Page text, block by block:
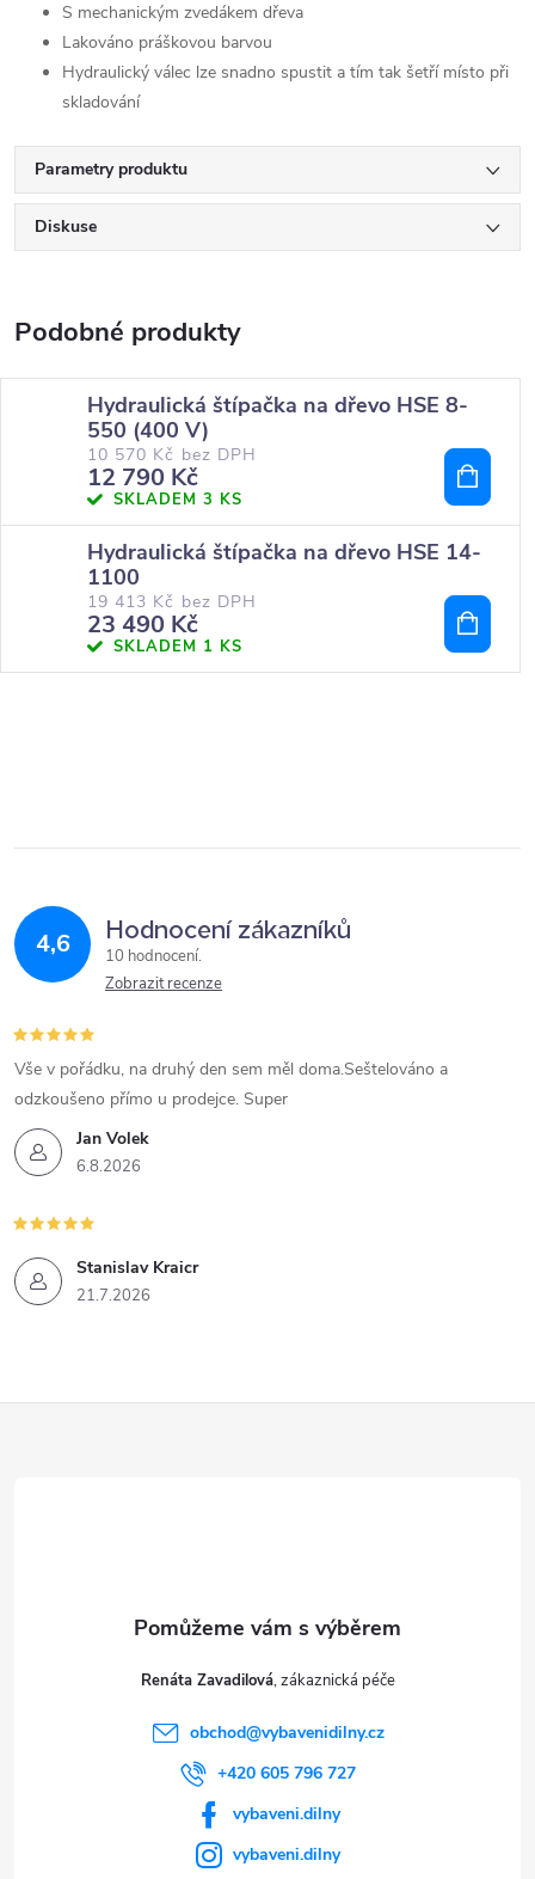
S mechanickým zvedákem dřeva
Lakováno práškovou barvou
Hydraulický válec lze snadno spustit a tím tak šetří místo při
skladování
Parametry produktu
Diskuse
Hydraulická štípačka na dřevo HSE 8-
550 (400 V)
10 570 Kč bez DPH
12 790 Kč
SKLADEM 3 KS
Hydraulická štípačka na dřevo HSE 14-
1100
19 413 Kč bez DPH
23 490 Kč
SKLADEM 1 KS
4,6 Hodnocení zákazníků
10 hodnocení
Zobrazit recenze
Jan Volek
6.8.2026
Vše v pořádku, na druhý den sem měl doma.Seštelováno a
odzkoušeno přímo u prodejce. Super
Stanislav Kraicr
21.7.2026
Renáta Zavadilová
obchod@vybavenidilny.cz
+420 605 796 727
vybaveni.dilny
vybaveni.dilny